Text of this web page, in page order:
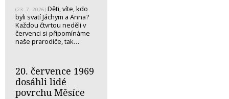
(23. 7. 2026) Děti, víte, kdo
byli svatí Jáchym a Anna?
Každou čtvrtou neděli v
červenci si připomínáme
naše prarodiče, tak…
20. července 1969
dosáhli lidé
povrchu Měsíce